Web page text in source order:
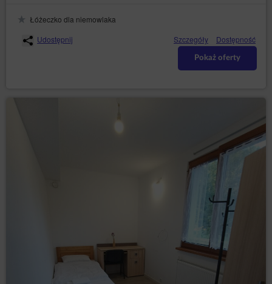
dane osobowe Użytkowników: imię, nazwisko,
mail, numer telefonu, NIP, numer konta
bankowego lub inne dane osobowe, których
podanie jest niezbędne do zrealizowania
zakupu, a których podania w procesie
innymi informacjami mogą stanowić dane osobowe i w
związku z tym Administrator obejmuje je pełną
Dane te są przetwarzane zgodnie z art. 6 ust. 1 lit. b
RODO, w celu realizacji usługi, tj. umowy o
świadczenie usług drogą elektroniczną zgodnie z
Regulaminem oraz zgodnie z art. 6 ust. 1 lit. a RODO,
w związku z wyrażeniem zgody na stosowanie
określonych plików cookies lub innych podobnych
ustawienia przeglądarki internetowej zgodnie z
Prawem telekomunikacyjnym lub w związku
z wyrażeniem zgody na geolokalizację. Dane są
przetwarzane do czasu zakończenia korzystania przez
Gościa/Użytkownika z Serwisu.
Łóżeczko dla niemowlaka
Udostępnij
Szczegóły Dostępność
Pokaż oferty